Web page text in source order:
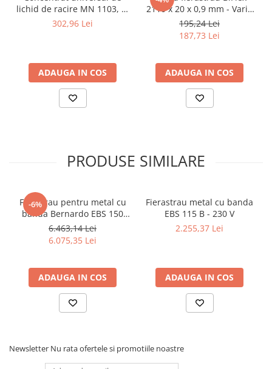
lichid de racire MN 1103, in
bidon de 5 l
302,96 Lei
ADAUGA IN COS
2110 x 20 x 0,9 mm - Vario
8/12 ZpZ
195,24 Lei
187,73 Lei
ADAUGA IN COS
PRODUSE SIMILARE
-6%
Ferastrau pentru metal cu
banda Bernardo EBS 150
GC
6.463,14 Lei
6.075,35 Lei
ADAUGA IN COS
Fierastrau metal cu banda
EBS 115 B - 230 V
2.255,37 Lei
ADAUGA IN COS
Newsletter Nu rata ofertele si promotiile noastre